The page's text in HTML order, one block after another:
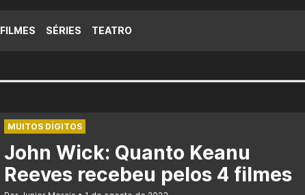
FILMES SÉRIES TEATRO
MUITOS DÍGITOS
John Wick: Quanto Keanu
Reeves recebeu pelos 4 filmes